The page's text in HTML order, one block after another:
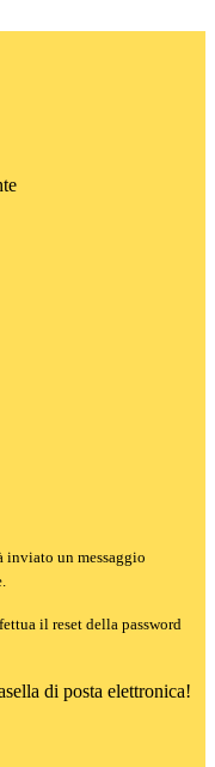
inviato un messaggio
il reset della password
di posta elettronica!